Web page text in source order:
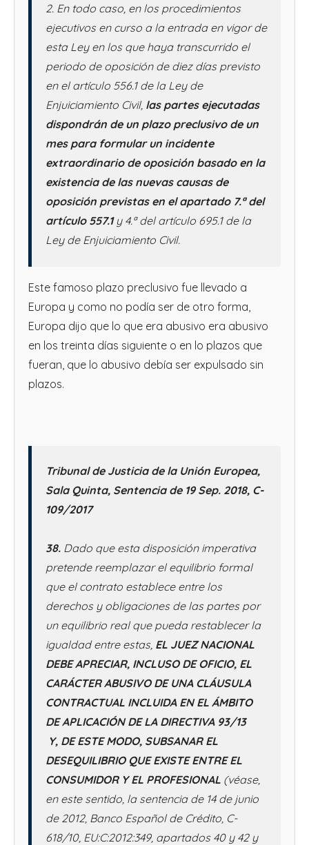
2. En todo caso, en los procedimientos
ejecutivos en curso a la entrada en vigor de
esta Ley en los que haya transcurrido el
periodo de oposición de diez días previsto
en el artículo 556.1 de la Ley de
Enjuiciamiento Civil, las partes ejecutadas
dispondrán de un plazo preclusivo de un
mes para formular un incidente
extraordinario de oposición basado en la
existencia de las nuevas causas de
oposición previstas en el apartado 7.ª del
artículo 557.1 y 4.ª del artículo 695.1 de la
Ley de Enjuiciamiento Civil.
Este famoso plazo preclusivo fue llevado a
Europa y como no podía ser de otro forma,
Europa dijo que lo que era abusivo era abusivo
en los treinta días siguiente o en lo plazos que
fueran, que lo abusivo debía ser expulsado sin
plazos.
Tribunal de Justicia de la Unión Europea,
Sala Quinta, Sentencia de 19 Sep. 2018, C-
109/2017
38. Dado que esta disposición imperativa
pretende reemplazar el equilibrio formal
que el contrato establece entre los
derechos y obligaciones de las partes por
un equilibrio real que pueda restablecer la
igualdad entre estas, EL JUEZ NACIONAL
DEBE APRECIAR, INCLUSO DE OFICIO, EL
CARÁCTER ABUSIVO DE UNA CLÁUSULA
CONTRACTUAL INCLUIDA EN EL ÁMBITO
DE APLICACIÓN DE LA DIRECTIVA 93/13
Y, DE ESTE MODO, SUBSANAR EL
DESEQUILIBRIO QUE EXISTE ENTRE EL
CONSUMIDOR Y EL PROFESIONAL (véase,
en este sentido, la sentencia de 14 de junio
de 2012, Banco Español de Crédito, C-
618/10, EU:C:2012:349, apartados 40 y 42 y